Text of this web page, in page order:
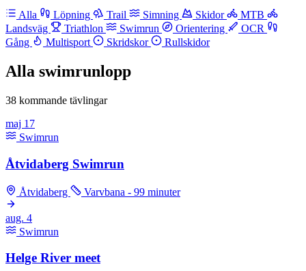
Alla Löpning Trail Simning Skidor
MTB
Landsväg
Triathlon Swimrun Orientering
OCR
Gång
Multisport Skridskor Rullskidor
Alla swimrunlopp
38 kommande tävlingar
maj 17
Swimrun
Åtvidaberg Swimrun
Åtvidaberg Varvbana - 99 minuter
aug. 4
Swimrun
Helge River meet